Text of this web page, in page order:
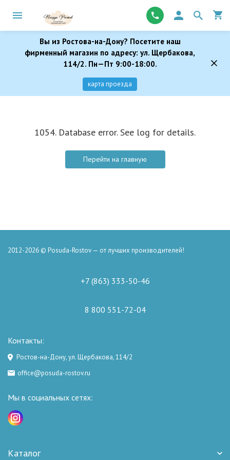
Вы из Ростова-на-Дону? Посетите наш
фирменный магазин по адресу: ул. Щербакова,
114/2. Пн—Пт 9:00-18:00.
карта проезда
1054. Database error. See log for details.
Перейти на главную
2012-2026 © Posuda-Rostov — от лучших производителей!
+7 (863) 333-50-46
8 800 551-72-04
Контакты:
Ростов-на-Дону, ул. Щербакова, 114/2
office@posuda-rostov.ru
Мы в социальных сетях:
Каталог